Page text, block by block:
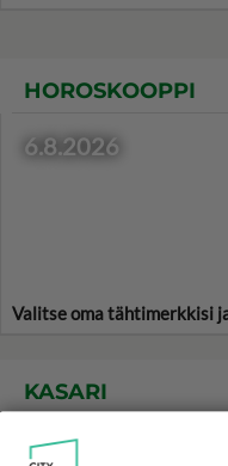
HOROSKOOPPI
6.8.2026
Valitse oma tähtimerkkisi
KASARI